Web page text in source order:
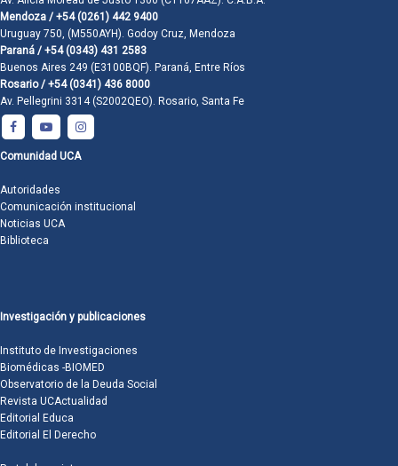
Mendoza / +54 (0261) 442 9400
Uruguay 750, (M550AYH). Godoy Cruz, Mendoza
Paraná / +54 (0343) 431 2583
Buenos Aires 249 (E3100BQF). Paraná, Entre Ríos
Rosario / +54 (0341) 436 8000
Av. Pellegrini 3314 (S2002QEO). Rosario, Santa Fe
Comunidad UCA
Autoridades
Comunicación institucional
Noticias UCA
Biblioteca
Investigación y publicaciones
Instituto de Investigaciones
Biomédicas -BIOMED
Observatorio de la Deuda Social
Revista UCActualidad
Editorial Educa
Editorial El Derecho